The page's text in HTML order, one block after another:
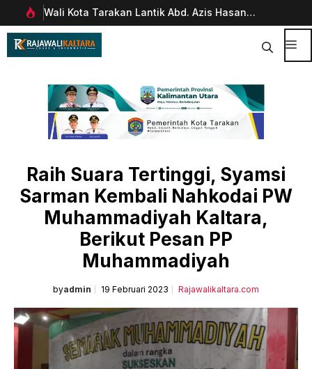
Langsung
ke
Lantik Abd. Azis Hasan
Pimpinan Divisi Funding
Management
Digitalisasi Keuangan
Raih Suara Tertinggi, Syamsi
Sarman Kembali Nahkodai PW
Muhammadiyah Kaltara,
Berikut Pesan PP
Muhammadiyah
byadmin 19 Februari 2023 Rajawalikaltara.com